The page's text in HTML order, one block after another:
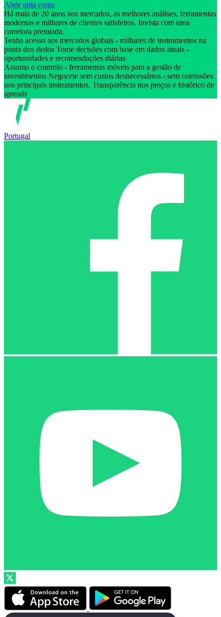
Abrir uma conta
Há mais de 20 anos nos mercados, as melhores análises, ferramentas
modernas e milhares de clientes satisfeitos. Invista com uma
corretora premiada.
Tenha acesso aos mercados globais - milhares de instrumentos na
ponta dos dedos Tome decisões com base em dados atuais -
oportunidades e recomendações diárias
Assuma o controlo - ferramentas móveis para a gestão de
investimentos Negoceie sem custos desnecessários - sem comissões
nos principais instrumentos. Transparência nos preços e histórico de
spreads
Portugal